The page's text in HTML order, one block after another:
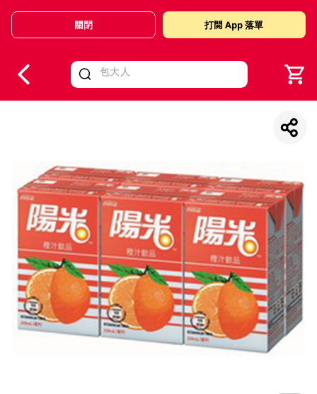
Valid Until 30 June 2026
關閉 打開 App 落單